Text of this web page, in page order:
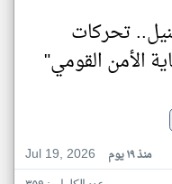
تحركات
الأمن القومي"
Jul 19, 2026
منذ ١٩ يوم